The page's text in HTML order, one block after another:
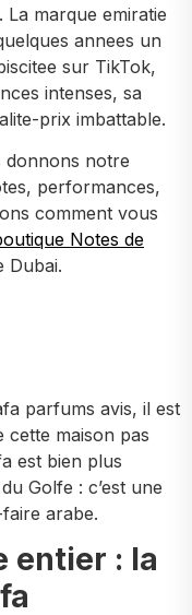
marque emiratie
annees un
sur TikTok,
intenses, sa
prix imbattable.
donnons notre
performances,
comment vous
Notes de
Dubai.
parfums avis, il est
cette maison pas
est bien plus
Golfe : c’est une
arabe.
entier : la